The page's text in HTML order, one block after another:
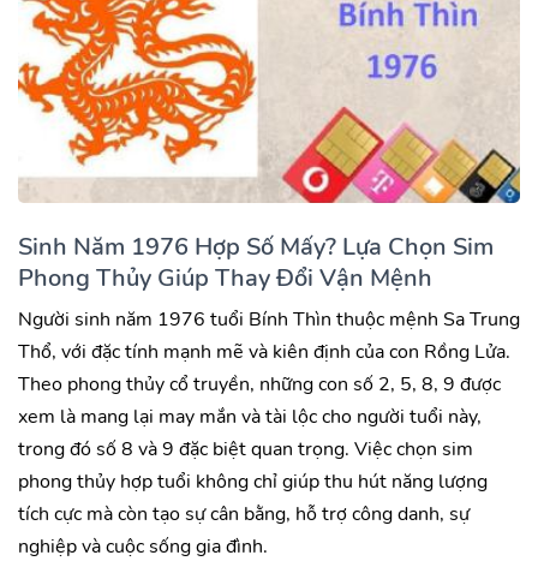
Sinh Năm 1976 Hợp Số Mấy? Lựa Chọn Sim
Phong Thủy Giúp Thay Đổi Vận Mệnh
Người sinh năm 1976 tuổi Bính Thìn thuộc mệnh Sa Trung
Thổ, với đặc tính mạnh mẽ và kiên định của con Rồng Lửa.
Theo phong thủy cổ truyền, những con số 2, 5, 8, 9 được
xem là mang lại may mắn và tài lộc cho người tuổi này,
trong đó số 8 và 9 đặc biệt quan trọng. Việc chọn sim
phong thủy hợp tuổi không chỉ giúp thu hút năng lượng
tích cực mà còn tạo sự cân bằng, hỗ trợ công danh, sự
nghiệp và cuộc sống gia đình.